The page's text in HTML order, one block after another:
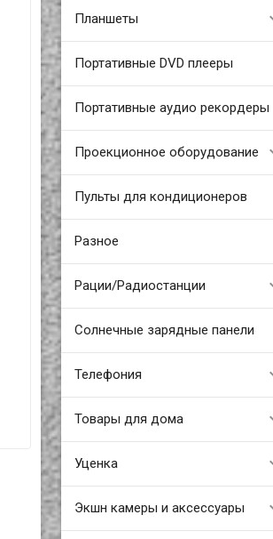
Планшеты
Портативные DVD плееры
Портативные аудио рекордеры
Проекционное оборудование
Пульты для кондиционеров
Разное
Рации/Радиостанции
Солнечные зарядные панели
Телефония
Товары для дома
Уценка
Экшн камеры и аксессуары